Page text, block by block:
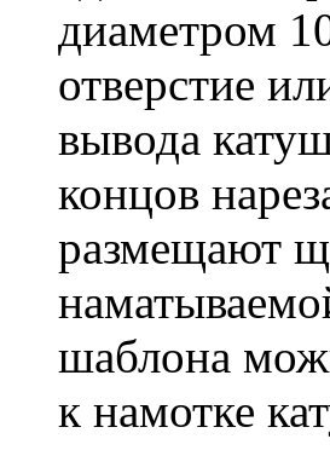
диаметром
отверстие
вывода
концов
размещают
шаблона
к намотке